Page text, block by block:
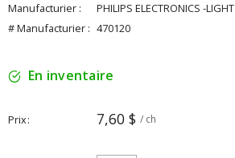
Manufacturier :
PHILIPS ELECTRONICS -LIGHT
# Manufacturier : 470120
En inventaire
Prix 7,60 $ / ch